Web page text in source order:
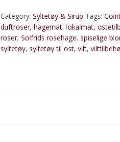
norsk
quantity
Category: Syltetøy & Sirup Tags:
duftroser, hagemat, lokalmat,
roser, Solfrids rosehage, spiselige
syltetøy, syltetøy til ost, vilt,